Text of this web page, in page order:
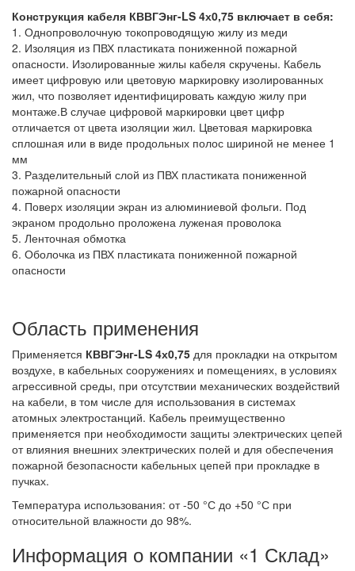
Конструкция кабеля КВВГЭнг-LS 4х0,75 включает в себя:
1. Однопроволочную токопроводящую жилу из меди
2. Изоляция из ПВХ пластиката пониженной пожарной
опасности. Изолированные жилы кабеля скручены. Кабель
имеет цифровую или цветовую маркировку изолированных
жил, что позволяет идентифицировать каждую жилу при
монтаже.В случае цифровой маркировки цвет цифр
отличается от цвета изоляции жил. Цветовая маркировка
сплошная или в виде продольных полос шириной не менее 1
мм
3. Разделительный слой из ПВХ пластиката пониженной
пожарной опасности
4. Поверх изоляции экран из алюминиевой фольги. Под
экраном продольно проложена луженая проволока
5. Ленточная обмотка
6. Оболочка из ПВХ пластиката пониженной пожарной
опасности
Область применения
Применяется КВВГЭнг-LS 4х0,75 для прокладки на открытом
воздухе, в кабельных сооружениях и помещениях, в условиях
агрессивной среды, при отсутствии механических воздействий
на кабели, в том числе для использования в системах
атомных электростанций. Кабель преимущественно
применяется при необходимости защиты электрических цепей
от влияния внешних электрических полей и для обеспечения
пожарной безопасности кабельных цепей при прокладке в
пучках.
Температура использования: от -50 °С до +50 °С при
относительной влажности до 98%.
Информация о компании «1 Склад»